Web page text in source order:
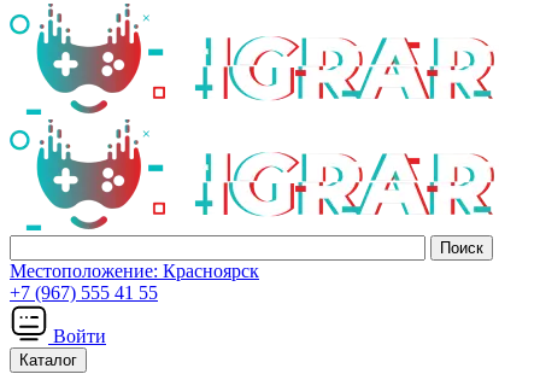
Местоположение: Красноярск
+7 (967) 555 41 55
Войти
Каталог